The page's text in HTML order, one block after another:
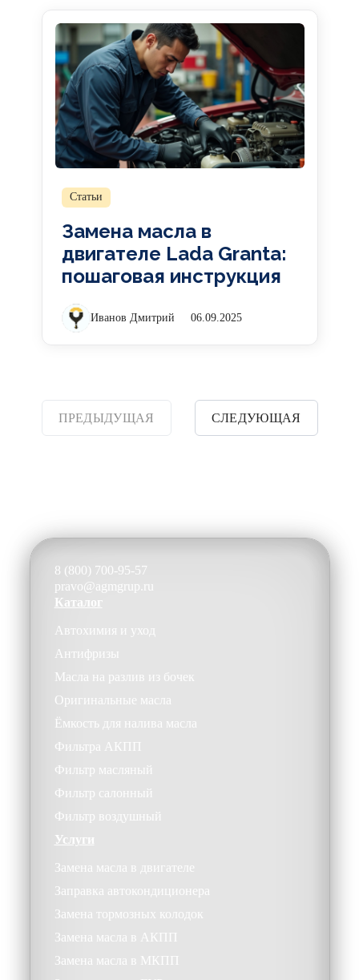
Статьи
Замена масла в
двигателе Lada Granta:
пошаговая инструкция
Иванов Дмитрий 06.09.2025
ПРЕДЫДУЩАЯ СЛЕДУЮЩАЯ
8 (800) 700-95-57
pravo@agmgrup.ru
Каталог
Автохимия и уход
Антифризы
Масла на разлив из бочек
Оригинальные масла
Ёмкость для налива масла
Фильтра АКПП
Фильтр масляный
Фильтр салонный
Фильтр воздушный
Услуги
Замена масла в двигателе
Заправка автокондиционера
Замена тормозных колодок
Замена масла в АКПП
Замена масла в МКПП